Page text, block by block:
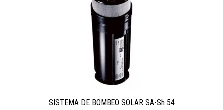
SISTEMA DE BOMBEO SOLAR SA-Sh 54